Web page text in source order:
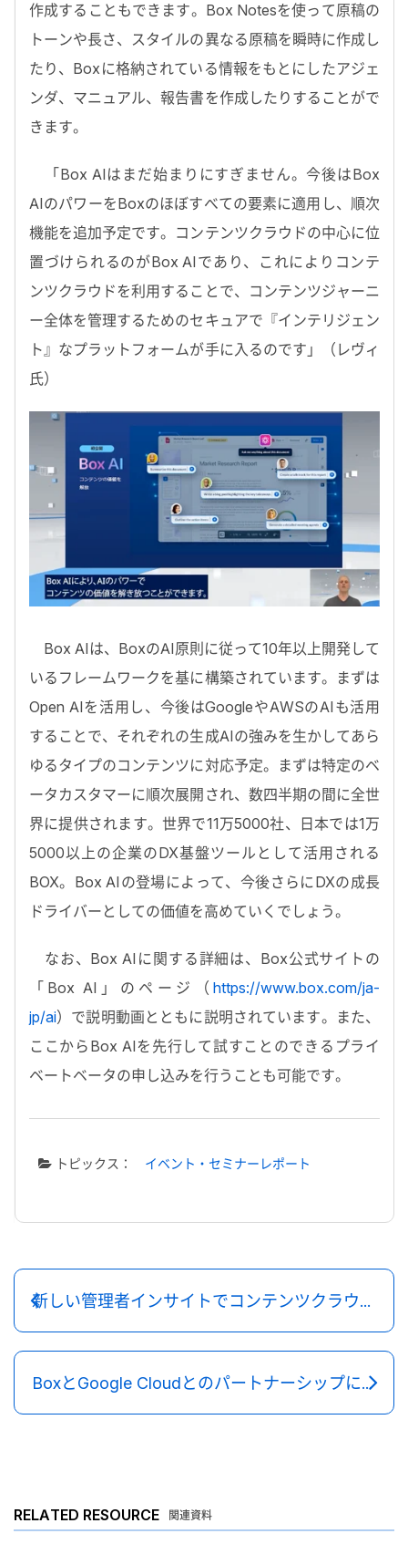
作成することもできます。Box Notesを使って原稿の
トーンや長さ、スタイルの異なる原稿を瞬時に作成し
たり、Boxに格納されている情報をもとにしたアジェ
ンダ、マニュアル、報告書を作成したりすることがで
きます。
「Box AIはまだ始まりにすぎません。今後はBox
AIのパワーをBoxのほぼすべての要素に適用し、順次
機能を追加予定です。コンテンツクラウドの中心に位
置づけられるのがBox AIであり、これによりコンテ
ンツクラウドを利用することで、コンテンツジャーニ
ー全体を管理するためのセキュアで『インテリジェン
ト』なプラットフォームが手に入るのです」（レヴィ
氏）
Box AIは、BoxのAI原則に従って10年以上開発して
いるフレームワークを基に構築されています。まずは
Open AIを活用し、今後はGoogleやAWSのAIも活用
することで、それぞれの生成AIの強みを生かしてあら
ゆるタイプのコンテンツに対応予定。まずは特定のベ
ータカスタマーに順次展開され、数四半期の間に全世
界に提供されます。世界で11万5000社、日本では1万
5000以上の企業のDX基盤ツールとして活用される
BOX。Box AIの登場によって、今後さらにDXの成長
ドライバーとしての価値を高めていくでしょう。
なお、Box AIに関する詳細は、Box公式サイトの
「Box AI」のページ（ https://www.box.com/ja-
jp/ai）で説明動画とともに説明されています。また、
ここからBox AIを先行して試すことのできるプライ
ベートベータの申し込みを行うことも可能です。
トピックス： イベント・セミナーレポート
新しい管理者インサイトでコンテンツクラウド全体をより可視化する
BoxとGoogle Cloudとのパートナーシップによる生成AIの新たなイノベーション
RELATED RESOURCE 関連資料